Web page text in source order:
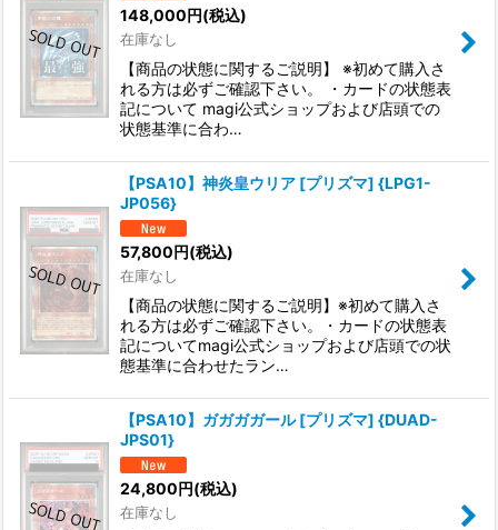
148,000円(税込)
在庫なし
【商品の状態に関するご説明】 ※初めて購入さ
れる方は必ずご確認下さい。 ・カードの状態表
記について magi公式ショップおよび店頭での
状態基準に合わ…
【PSA10】神炎皇ウリア [プリズマ] {LPG1-
JP056}
57,800円(税込)
在庫なし
【商品の状態に関するご説明】※初めて購入さ
れる方は必ずご確認下さい。・カードの状態表
記についてmagi公式ショップおよび店頭での状
態基準に合わせたラン…
【PSA10】ガガガガール [プリズマ] {DUAD-
JPS01}
24,800円(税込)
在庫なし